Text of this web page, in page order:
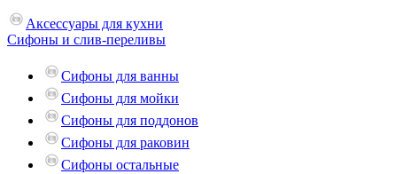
Аксессуары для кухни
Сифоны и слив-переливы
Сифоны для ванны
Сифоны для мойки
Сифоны для поддонов
Сифоны для раковин
Сифоны остальные